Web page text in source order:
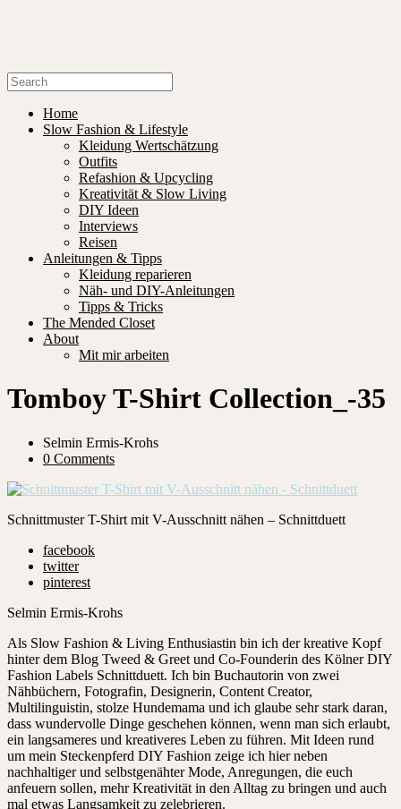
Home
Slow Fashion & Lifestyle
Kleidung Wertschätzung
Outfits
Refashion & Upcycling
Kreativität & Slow Living
DIY Ideen
Interviews
Reisen
Anleitungen & Tipps
Kleidung reparieren
Näh- und DIY-Anleitungen
Tipps & Tricks
The Mended Closet
About
Mit mir arbeiten
Tomboy T-Shirt Collection_-35
Selmin Ermis-Krohs
0 Comments
Schnittmuster T-Shirt mit V-Ausschnitt nähen – Schnittduett
facebook
twitter
pinterest
Selmin Ermis-Krohs
Als Slow Fashion & Living Enthusiastin bin ich der kreative Kopf
hinter dem Blog Tweed & Greet und Co-Founderin des Kölner DIY
Fashion Labels Schnittduett. Ich bin Buchautorin von zwei
Nähbüchern, Fotografin, Designerin, Content Creator,
Multilinguistin, stolze Hundemama und ich glaube sehr stark daran,
dass wundervolle Dinge geschehen können, wenn man sich erlaubt,
ein langsameres und kreativeres Leben zu führen. Mit Ideen rund
um mein Steckenpferd DIY Fashion zeige ich hier neben
nachhaltiger und selbstgenähter Mode, Anregungen, die euch
anfeuern sollen, mehr Kreativität in den Alltag zu bringen und auch
mal etwas Langsamkeit zu zelebrieren.